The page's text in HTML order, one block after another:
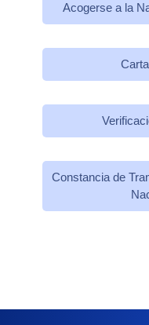
Acogerse a la
Constancia de